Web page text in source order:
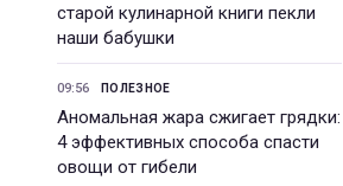
старой кулинарной книги пекли
наши бабушки
09:56 ПОЛЕЗНОЕ
Аномальная жара сжигает грядки:
4 эффективных способа спасти
овощи от гибели